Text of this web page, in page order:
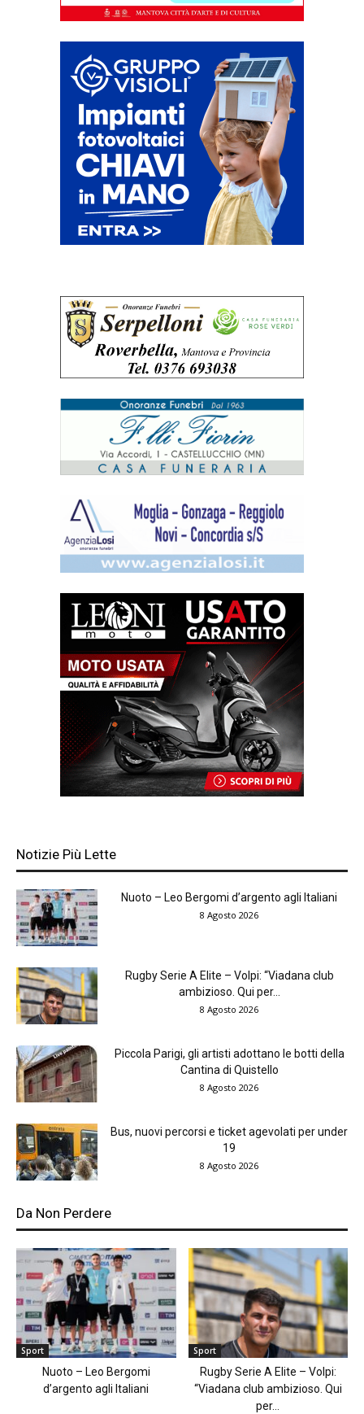
Notizie Più Lette
Nuoto – Leo Bergomi d’argento agli Italiani
8 Agosto 2026
Rugby Serie A Elite – Volpi: “Viadana club
ambizioso. Qui per...
8 Agosto 2026
Piccola Parigi, gli artisti adottano le botti della
Cantina di Quistello
8 Agosto 2026
Bus, nuovi percorsi e ticket agevolati per under
19
8 Agosto 2026
Da Non Perdere
Sport
Nuoto – Leo Bergomi
d’argento agli Italiani
Sport
Rugby Serie A Elite – Volpi:
“Viadana club ambizioso. Qui
per...